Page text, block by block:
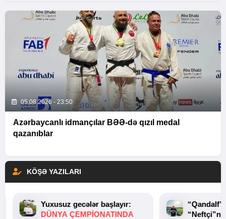
05.08.2026 - 23:50
Azərbaycanlı idmançılar BƏƏ-də qızıl medal
qazanıblar
KÖŞƏ YAZILARI
Yuxusuz gecələr başlayır:
DÜNYA ÇEMPIONATINDA